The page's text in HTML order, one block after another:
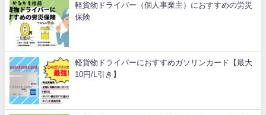
軽貨物ドライバー（個人事業主）におすすめの労災
保険
軽貨物ドライバーにおすすめガソリンカード【最大
10円/L引き】